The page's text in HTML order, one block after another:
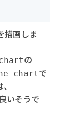
描画しま
の
で
いそうで